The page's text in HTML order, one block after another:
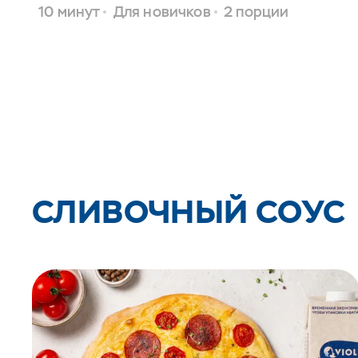
10 минут Для новичков 2 порции
СЛИВОЧНЫЙ СОУС